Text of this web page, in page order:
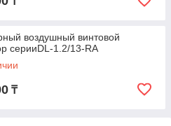
воздушный винтовой
серииDL-1.2/13-RA
₸